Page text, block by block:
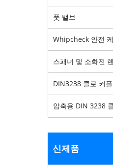
풋 밸브
Whipcheck 안전
스패너 및 소화전
DIN3238 클로 커
압축용 DIN 3238
신제품